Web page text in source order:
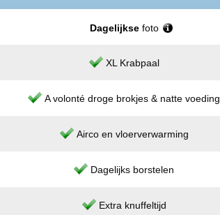
Dagelijkse foto
XL Krabpaal
A volonté droge brokjes & natte voeding
Airco en vloerverwarming
Dagelijks borstelen
Extra knuffeltijd